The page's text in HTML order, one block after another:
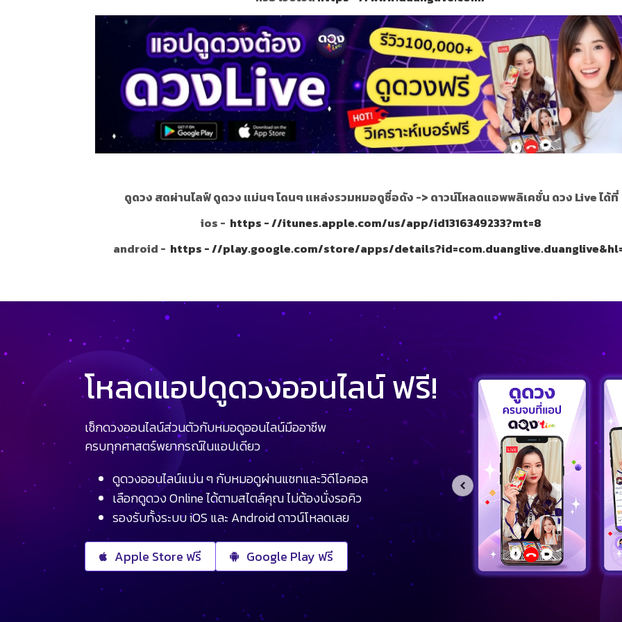
ดูดวง สดผ่านไลฟ์ ดูดวง แม่นๆ โดนๆ แหล่งรวมหมอดูชื่อดัง -> ดาวน์โหลดแอพพลิเคชั่น ดวง Live ได้ที่
ios - https - //itunes.apple.com/us/app/id1316349233?mt=8
android - https - //play.google.com/store/apps/
โหลดแอปดูดวงออนไลน์ ฟรี!
เช็กดวงออนไลน์ส่วนตัวกับหมอดูออนไลน์มืออาชีพ
ครบทุกศาสตร์พยากรณ์ในแอปเดียว
ดูดวงออนไลน์แม่น ๆ กับหมอดูผ่านแชทและวิดีโอคอล
เลือกดูดวง Online ได้ตามสไตล์คุณ ไม่ต้องนั่งรอคิว
รองรับทั้งระบบ iOS และ Android ดาวน์โหลดเลย
Apple Store ฟรี Google Play ฟรี